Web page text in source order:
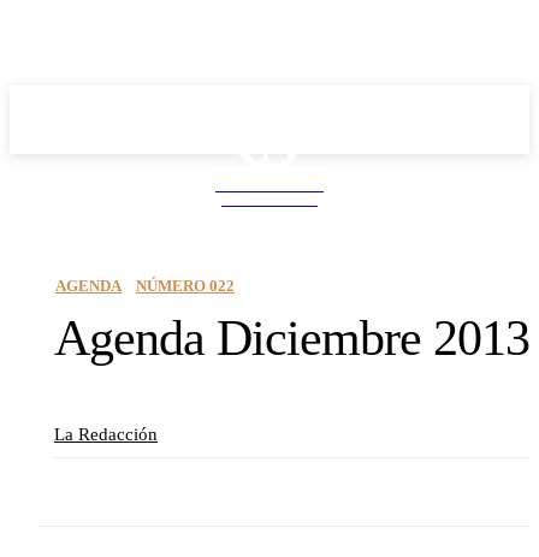
AGENDA NÚMERO 022
Agenda Diciembre 2013
La Redacción